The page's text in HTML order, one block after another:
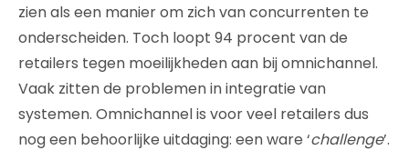
zien als een manier om zich van concurrenten te
onderscheiden. Toch loopt 94 procent van de
retailers tegen moeilijkheden aan bij omnichannel.
Vaak zitten de problemen in integratie van
systemen. Omnichannel is voor veel retailers dus
nog een behoorlijke uitdaging: een ware ‘challenge’.